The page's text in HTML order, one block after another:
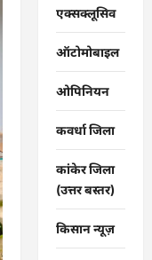
एक्सक्लूसिव
ऑटोमोबाइल
ओपिनियन
कवर्धा जिला
कांकेर जिला
(उत्तर बस्तर)
किसान न्यूज़